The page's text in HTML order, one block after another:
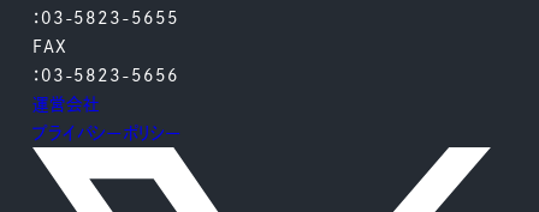
：03-5823-5655
FAX
：03-5823-5656
運営会社
プライバシーポリシー